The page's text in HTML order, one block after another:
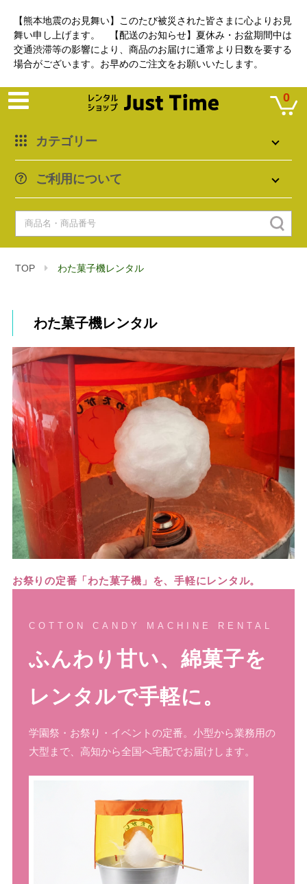
【熊本地震のお見舞い】このたび被災された皆さまに心よりお見
舞い申し上げます。 【配送のお知らせ】夏休み・お盆期間中は
交通渋滞等の影響により、商品のお届けに通常より日数を要する
場合がございます。お早めのご注文をお願いいたします。
カテゴリー
ご利用について
0
TOP わた菓子機レンタル
わた菓子機レンタル
お祭りの定番「わた菓子機」を、手軽にレンタル。
COTTON CANDY MACHINE RENTAL
ふんわり甘い、綿菓子を
レンタルで手軽に。
学園祭・お祭り・イベントの定番。小型から業務用の
大型まで、高知から全国へ宅配でお届けします。